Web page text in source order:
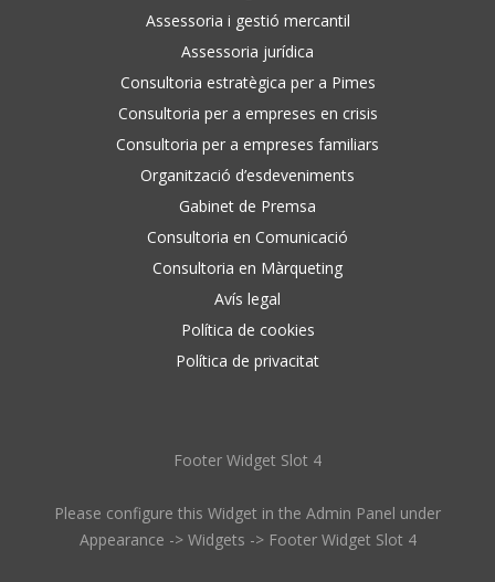
Assessoria i gestió mercantil
Assessoria jurídica
Consultoria estratègica per a Pimes
Consultoria per a empreses en crisis
Consultoria per a empreses familiars
Organització d’esdeveniments
Gabinet de Premsa
Consultoria en Comunicació
Consultoria en Màrqueting
Avís legal
Política de cookies
Política de privacitat
Footer Widget Slot 4
Please configure this Widget in the Admin Panel under
Appearance -> Widgets -> Footer Widget Slot 4